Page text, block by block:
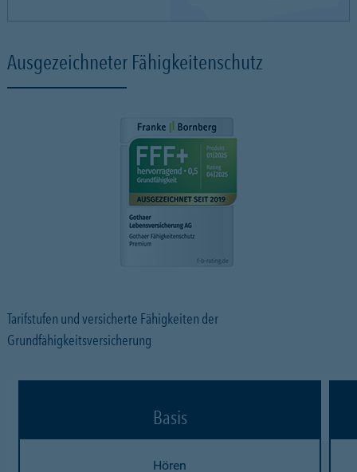
Ausgezeichneter Fähigkeitenschutz
Tarifstufen und versicherte Fähigkeiten der
Grundfähigkeitsversicherung
Basis
Hören